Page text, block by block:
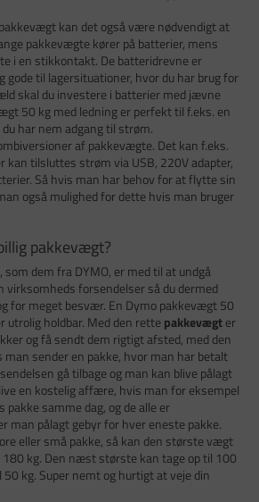
kan det også være nødvendigt at
pakkevægte kører på batterier, mens
i en stikkontakt. De batteridrevne er
gode til lagersituationer, hvor du har brug for
skal du investere i batterier med jævne
50 kg med ledning er perfekt til f.eks. en
har nem adgang til strøm.
af pakkevægte. Det kan f.eks.
kan tilsluttes strøm via USB, 220V adapter,
Så hvis man har behov for at flytte sin
også mulighed for dette hvis man bruger
pakkevægt?
dem fra DYMO, er med til at undgå
forsendelser så du dermed
for meget besvær. En Dymo pakkevægt 50
utrolig holdbar. Med den rette pakkevægter
og få sendt dem rigtigt afsted, med den
man sender en pakke, hvor man har betalt
gå tilbage og man kan blive pålagt
en kostelig affære, hvis man for eksempel
samme dag, og de alle er
man pålagt gebyr for hver eneste pakke.
eller små pakke, så kan den største vægt
kg. Den næst største kan tage op til 100
kg. Super nemt og hurtigt at veje din